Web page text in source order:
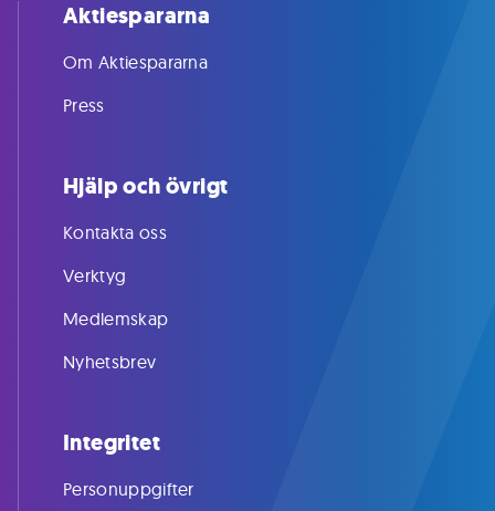
Aktiespararna
Om Aktiespararna
Press
Hjälp och övrigt
Kontakta oss
Verktyg
Medlemskap
Nyhetsbrev
Integritet
Personuppgifter